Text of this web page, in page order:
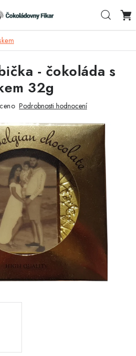
podmínky
Reklamace
údajů
- čokoláda s
32g
Podrobnosti hodnocení